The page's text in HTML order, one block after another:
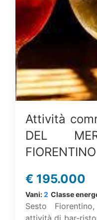
Attività
DEL
FIORENTINO
€ 195.000
Vani:2 Classe
Sesto
attività di bar-